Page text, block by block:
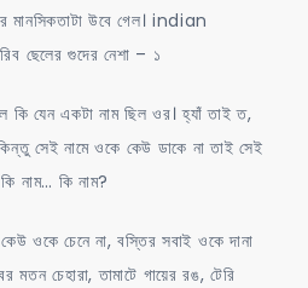
মানসিকতাটা উবে গেল। indian
গুদের নেশা – ১
কি যেন একটা নাম ছিল ওর। হ্যাঁ তাই ত,
সেই নামে ওকে কেউ ডাকে না তাই সেই
নাম… কি নাম?
ওকে চেনে না, বস্তির সবাই ওকে দানা
মতন চেহারা, তামাটে গায়ের রঙ, টেরি